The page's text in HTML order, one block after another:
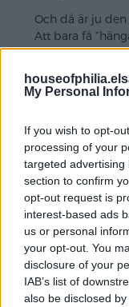
My Personal
If you wish to opt-
processing of your
targeted
section to confirm
opt-out request is
interest-based ads
us or personal
your opt-out. You
disclosure of your
IAB’s list of
also be disclosed
Och då är ju
Att bara få
andas och bara
Svara
maj 22,
Ähh, det
det är en massa
bara att hoppa
och samla kraft
Kraam
Petronella